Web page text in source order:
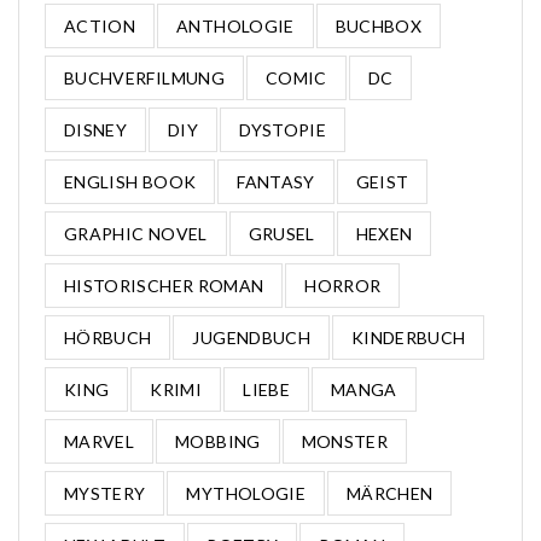
ACTION ANTHOLOGIE BUCHBOX
BUCHVERFILMUNG COMIC DC
DISNEY DIY DYSTOPIE
ENGLISH BOOK FANTASY GEIST
GRAPHIC NOVEL GRUSEL HEXEN
HISTORISCHER ROMAN HORROR
HÖRBUCH JUGENDBUCH KINDERBUCH
KING KRIMI LIEBE MANGA
MARVEL MOBBING MONSTER
MYSTERY MYTHOLOGIE MÄRCHEN